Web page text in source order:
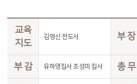
교육
지도
김명신 전도사 부 장
부 감 유하영집사 조성미 집사 총 무